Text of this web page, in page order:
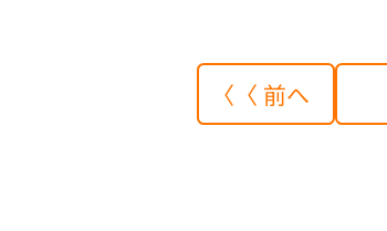
〈〈 前へ